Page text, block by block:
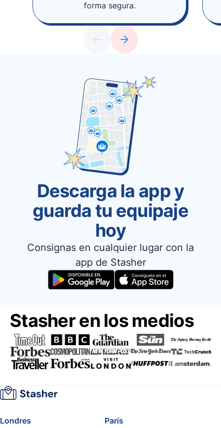
forma segura.
Descarga la app y
guarda tu equipaje
hoy
Consignas en cualquier lugar con la
app de Stasher
Stasher en los medios
Londres
París